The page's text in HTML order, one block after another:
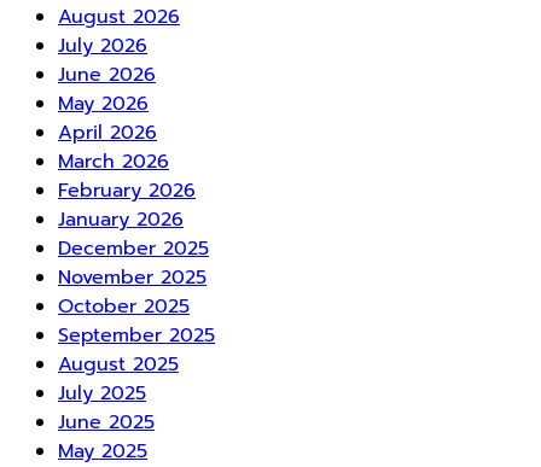
August 2026
July 2026
June 2026
May 2026
April 2026
March 2026
February 2026
January 2026
December 2025
November 2025
October 2025
September 2025
August 2025
July 2025
June 2025
May 2025